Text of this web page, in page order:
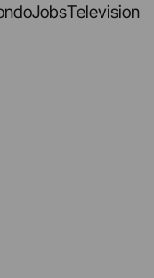
JobsTelevision